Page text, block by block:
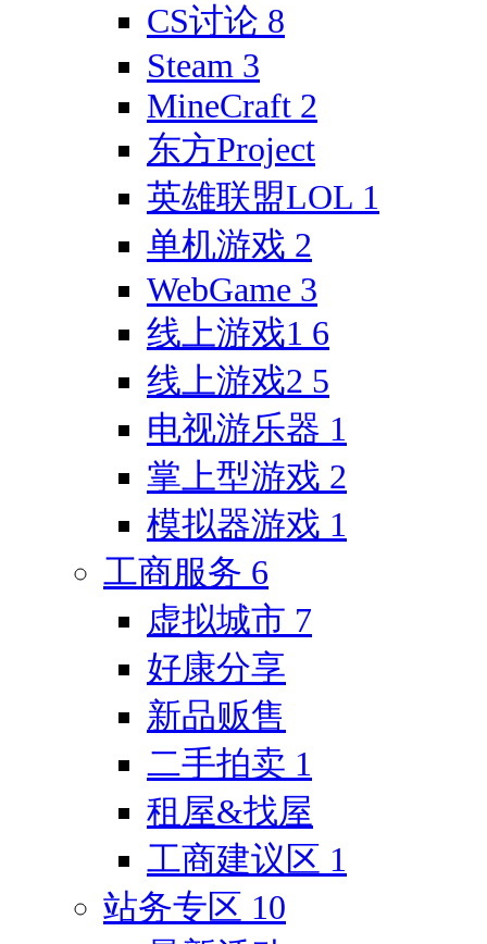
CS讨论 8
Steam 3
MineCraft 2
东方Project
英雄联盟LOL 1
单机游戏 2
WebGame 3
线上游戏1 6
线上游戏2 5
电视游乐器 1
掌上型游戏 2
模拟器游戏 1
工商服务 6
虚拟城市 7
好康分享
新品贩售
二手拍卖 1
租屋&找屋
工商建议区 1
站务专区 10